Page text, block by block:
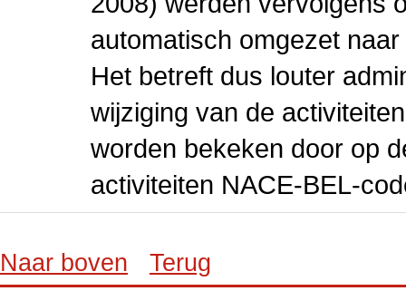
automatisch omgezet
Het betreft dus louter
wijziging van de
worden bekeken door op
activiteiten NACE-BEL-
Naar boven Terug